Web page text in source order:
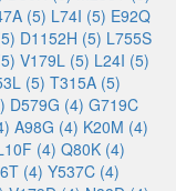
(5) L74I (5) E92Q
D1152H (5) L755S
V179L (5) L24I (5)
(5) T315A (5)
D579G (4) G719C
A98G (4) K20M (4)
(4) Q80K (4)
(4) Y537C (4)